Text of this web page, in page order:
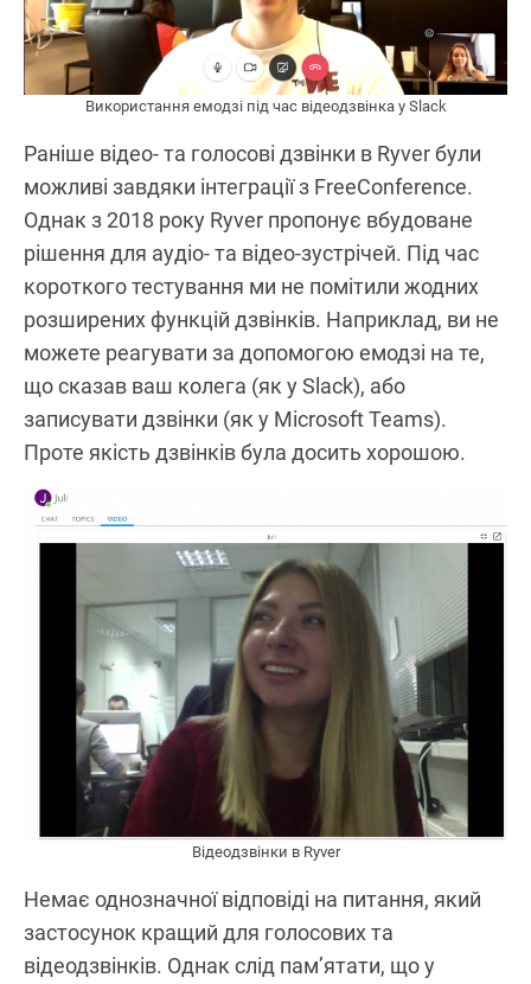
Використання емодзі під час відеодзвінка у Slack
Раніше відео- та голосові дзвінки в Ryver були
можливі завдяки інтеграції з FreeConference.
Однак з 2018 року Ryver пропонує вбудоване
рішення для аудіо- та відео-зустрічей. Під час
короткого тестування ми не помітили жодних
розширених функцій дзвінків. Наприклад, ви не
можете реагувати за допомогою емодзі на те,
що сказав ваш колега (як у Slack), або
записувати дзвінки (як у Microsoft Teams).
Проте якість дзвінків була досить хорошою.
Відеодзвінки в Ryver
Немає однозначної відповіді на питання, який
застосунок кращий для голосових та
відеодзвінків. Однак слід пам’ятати, що у